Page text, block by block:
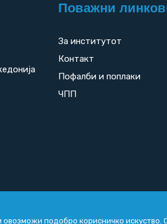
Поважни
За институтот
Контакт
Пофалби и поплаки
ЧПП
подобро корисничко искуство.